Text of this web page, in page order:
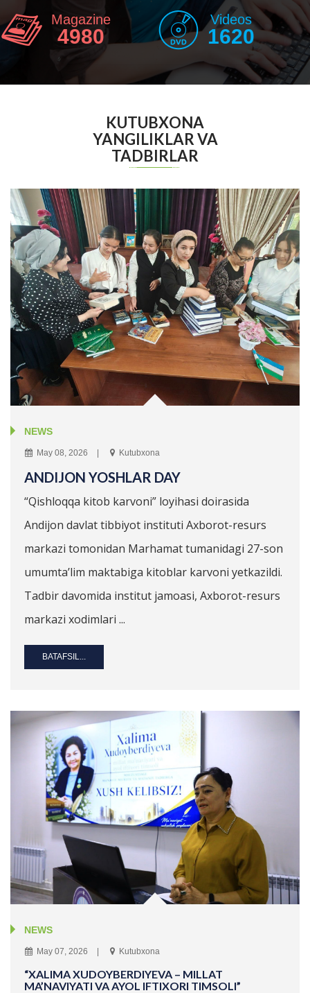
Magazine
4980
Videos
1620
KUTUBXONA
YANGILIKLAR VA
TADBIRLAR
NEWS
May 08, 2026 Kutubxona
ANDIJON YOSHLAR DAY
“Qishloqqa kitob karvoni” loyihasi doirasida
Andijon davlat tibbiyot instituti Axborot-resurs
markazi tomonidan Marhamat tumanidagi 27-son
umumta’lim maktabiga kitoblar karvoni yetkazildi.
Tadbir davomida institut jamoasi, Axborot-resurs
markazi xodimlari ...
BATAFSIL...
NEWS
May 07, 2026 Kutubxona
“XALIMA XUDOYBERDIYEVA – MILLAT
MA’NAVIYATI VA AYOL IFTIXORI TIMSOLI”